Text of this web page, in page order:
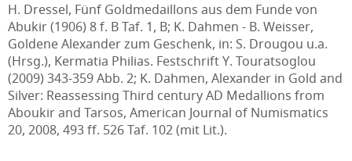
H. Dressel, Fünf Goldmedaillons aus dem Funde von
Abukir (1906) 8 f. B Taf. 1, B; K. Dahmen - B. Weisser,
Goldene Alexander zum Geschenk, in: S. Drougou u.a.
(Hrsg.), Kermatia Philias. Festschrift Y. Touratsoglou
(2009) 343-359 Abb. 2; K. Dahmen, Alexander in Gold and
Silver: Reassessing Third century AD Medallions from
Aboukir and Tarsos, American Journal of Numismatics
20, 2008, 493 ff. 526 Taf. 102 (mit Lit.).